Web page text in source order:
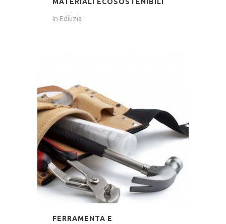
MATERIALI ECOSOSTENIBILI
In Edilizia
FERRAMENTA E